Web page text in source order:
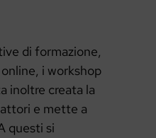
di formazione,
i workshop
inoltre creata la
e mette a
questi si